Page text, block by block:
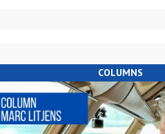
COLUMNS